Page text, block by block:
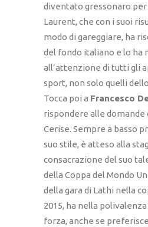
diventato gressonaro
Laurent, che con i suoi
modo di gareggiare, ha
del fondo italiano e lo ha
all’attenzione di tutti gli
sport, non solo quelli
Tocca poi a Francesco
rispondere alle domande
Cerise. Sempre a basso
suo stile, è atteso alla
consacrazione del suo
della Coppa del Mondo
della gara di Lathi nella
2015, ha nella
forza, anche se